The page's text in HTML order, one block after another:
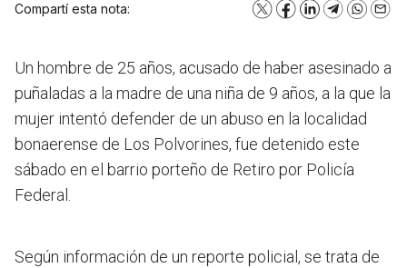
Compartí esta nota: X Facebook
LinkedInTelegram
Un hombre de 25 años, acusado de haber asesinado a
puñaladas a la madre de una niña de 9 años, a la que la
mujer intentó defender de un abuso en la localidad
bonaerense de Los Polvorines, fue detenido este
sábado en el barrio porteño de Retiro por Policía
Federal.
Según información de un reporte policial, se trata de